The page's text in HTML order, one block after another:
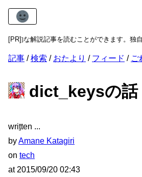
[PR]
術的な解説記事を読むことができます。独
記事 検索 おたより フィード ご
dict_keysの話
written
byAmane Katagiri
on tech
at 2015/09/20 02:43